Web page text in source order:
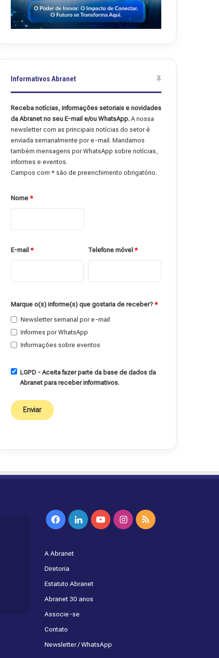
Informativos Abranet
Receba notícias, informações setoriais e novidades
da Abranet no seu E-mail e/ou WhatsApp.A nossa
newsletter com as principais notícias do setor é
enviada semanalmente por e-mail. Mandamos
também mensagens por WhatsApp sobre notícias,
informes e eventos.
Campos com * são de preenchimento obrigatório.
Nome*
E-mail* Telefone móvel *
Marque o(s) informe(s) que gostaria de receber?*
Newsletter semanal por e-mail
Informes por WhatsApp
Informações sobre eventos
LGPD - Aceita fazer parte da base de dados da
Abranet para receber informativos.
FacebookLinkedinYouTubeInstagram
RSS
A Abranet
Diretoria
Estatuto Abranet
Abranet 30 anos
Associe-se
Contato
Newsletter / WhatsApp